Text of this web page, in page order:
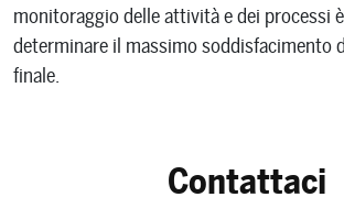
monitoraggio delle attività e dei processi
determinare il massimo soddisfacimento
finale.
Contattaci